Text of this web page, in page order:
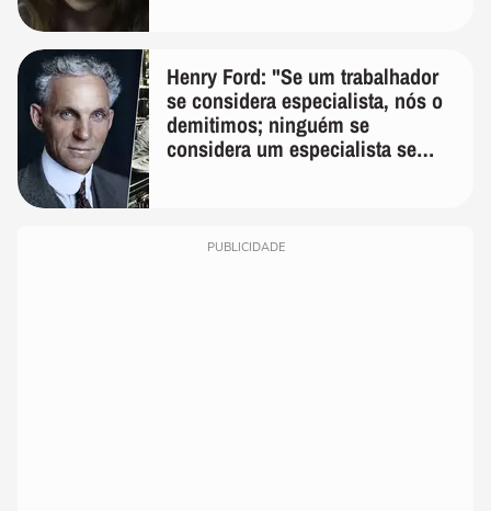
Henry Ford: "Se um trabalhador
se considera especialista, nós o
demitimos; ninguém se
considera um especialista se
PUBLICIDADE